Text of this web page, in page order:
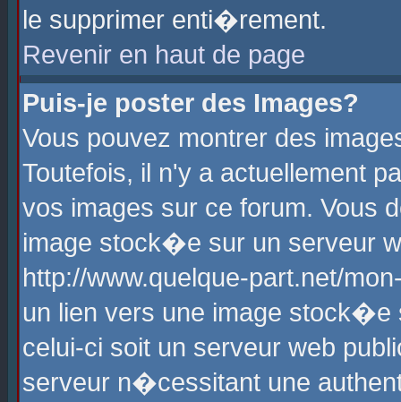
le supprimer enti�rement.
Revenir en haut de page
Puis-je poster des Images?
Vous pouvez montrer des
Toutefois, il n'y a actuellement
vos images sur ce forum. Vous
image stock�e sur un serveur
http://www.quelque-part.net/
un lien vers une image
celui-ci soit un serveur web
serveur n�cessitant une